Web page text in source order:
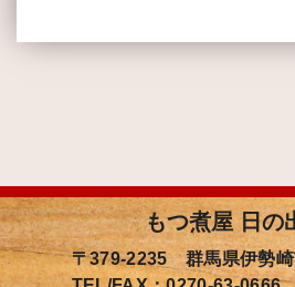
もつ煮屋 日の
〒379-2235 群馬県伊勢崎